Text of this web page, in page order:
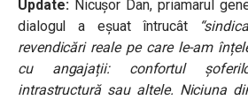
Update: Nicușor Dan, priamarul
dialogul a eșuat întrucât
revendicări reale pe care le-am
cu angajații: confortul
intrastructură sau altele. Niciuna